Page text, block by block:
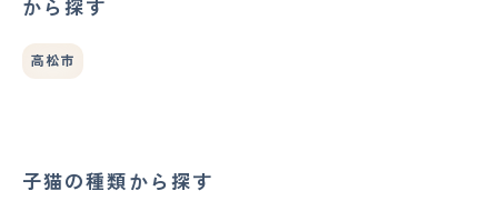
から探す
高松市
子猫の種類から探す